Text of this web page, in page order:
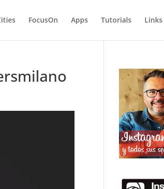
FocusOn Apps Tutorials Links